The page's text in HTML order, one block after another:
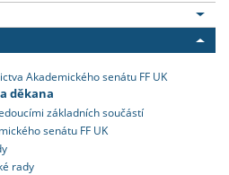
Akademického senátu FF UK
děkana
základních součástí
senátu FF UK
rady